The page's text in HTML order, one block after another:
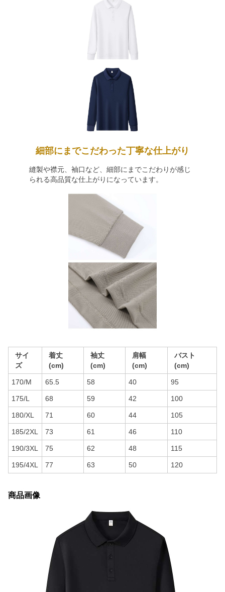
細部にまでこだわった丁寧な仕上がり
縫製や襟元、袖口など、細部にまでこだわりが感じ
られる高品質な仕上がりになっています。
サイ
ズ
着丈
(cm)
袖丈
(cm)
肩幅
(cm)
バスト
(cm)
170/M 65.5 58 40 95
175/L 68 59 42 100
180/XL 71 60 44 105
185/2XL 73 61 46 110
190/3XL 75 62 48 115
195/4XL 77 63 50 120
商品画像